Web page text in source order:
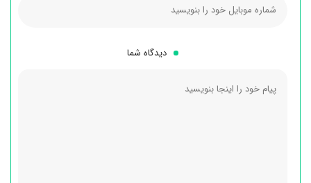
دیدگاه شما